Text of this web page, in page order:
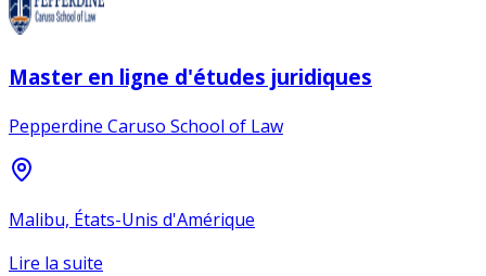
Master en ligne d'études juridiques
Pepperdine Caruso School of Law
Malibu, États-Unis d'Amérique
Lire la suite